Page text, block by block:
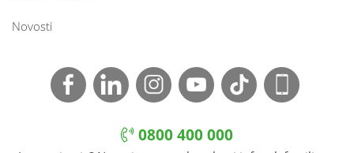
Novosti
0800 400 000